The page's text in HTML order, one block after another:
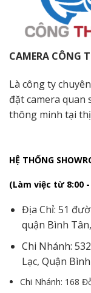
CAMERA CÔNG
Là công ty
đặt camera quan
thông minh tại
HỆ THỐNG
(Làm việc từ 8:00 -
Địa Chỉ: 51
quận Bình
Chi Nhánh:
Lạc, Quận
Chi Nhánh: 168